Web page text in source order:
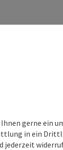
gerne ein
in ein
jederzeit